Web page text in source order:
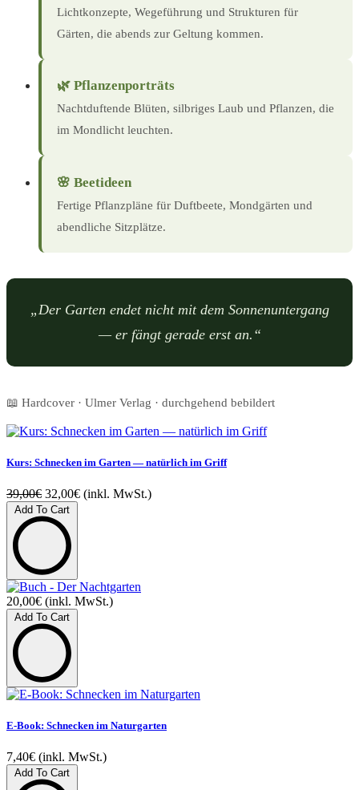
Lichtkonzepte, Wegeführung und Strukturen für
Gärten, die abends zur Geltung kommen.
🌿 Pflanzenporträts
Nachtduftende Blüten, silbriges Laub und Pflanzen, die
im Mondlicht leuchten.
🌸 Beetideen
Fertige Pflanzpläne für Duftbeete, Mondgärten und
abendliche Sitzplätze.
„Der Garten endet nicht mit dem Sonnenuntergang
— er fängt gerade erst an.“
📖 Hardcover · Ulmer Verlag · durchgehend bebildert
Kurs: Schnecken im Garten — natürlich im Griff
39,00€ 32,00€ (inkl. MwSt.)
Add To Cart
20,00€ (inkl. MwSt.)
Add To Cart
E-Book: Schnecken im Naturgarten
7,40€ (inkl. MwSt.)
Add To Cart